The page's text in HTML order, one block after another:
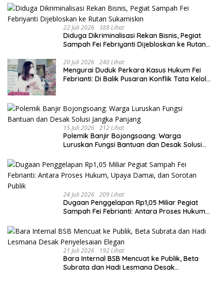
22 Juli 2026 388 Lihat
Diduga Dikriminalisasi Rekan Bisnis, Pegiat
Sampah Fei Febriyanti Dijebloskan ke Rutan
20 Juli 2026 240 Lihat
​Mengurai Duduk Perkara Kasus Hukum Fei
Febrianti: Di Balik Pusaran Konflik Tata Kelola
15 Juli 2026 212 Lihat
Polemik Banjir Bojongsoang: Warga
Luruskan Fungsi Bantuan dan Desak Solusi
24 Juli 2026 209 Lihat
Dugaan Penggelapan Rp1,05 Miliar Pegiat
Sampah Fei Febrianti: Antara Proses Hukum,
21 Juli 2026 192 Lihat
Bara Internal BSB Mencuat ke Publik, Beta
Subrata dan Hadi Lesmana Desak